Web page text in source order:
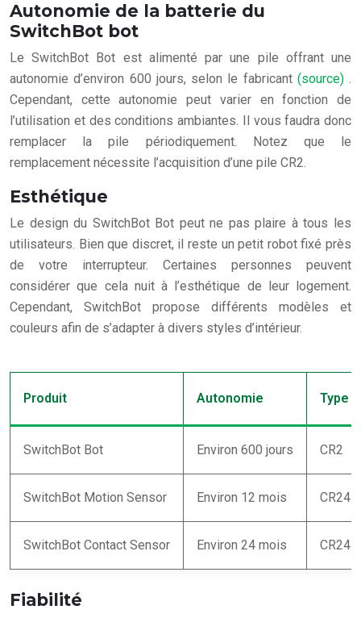
Autonomie de la batterie du
SwitchBot bot
Le SwitchBot Bot est alimenté par une pile offrant une
autonomie d’environ 600 jours, selon le fabricant (source) .
Cependant, cette autonomie peut varier en fonction de
l’utilisation et des conditions ambiantes. Il vous faudra donc
remplacer la pile périodiquement. Notez que le
remplacement nécessite l’acquisition d’une pile CR2.
Esthétique
Le design du SwitchBot Bot peut ne pas plaire à tous les
utilisateurs. Bien que discret, il reste un petit robot fixé près
de votre interrupteur. Certaines personnes peuvent
considérer que cela nuit à l’esthétique de leur logement.
Cependant, SwitchBot propose différents modèles et
couleurs afin de s’adapter à divers styles d’intérieur.
Produit Autonomie Type
SwitchBot Bot Environ 600 jours CR2
SwitchBot Motion Sensor Environ 12 mois
SwitchBot Contact Sensor Environ 24 mois
Fiabilité